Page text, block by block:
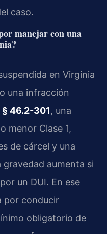
caso.
manejar con una
en Virginia
una infracción
§ 46.2-301, una
menor Clase 1,
de cárcel y una
aumenta si
un DUI. En ese
por conducir
obligatorio de